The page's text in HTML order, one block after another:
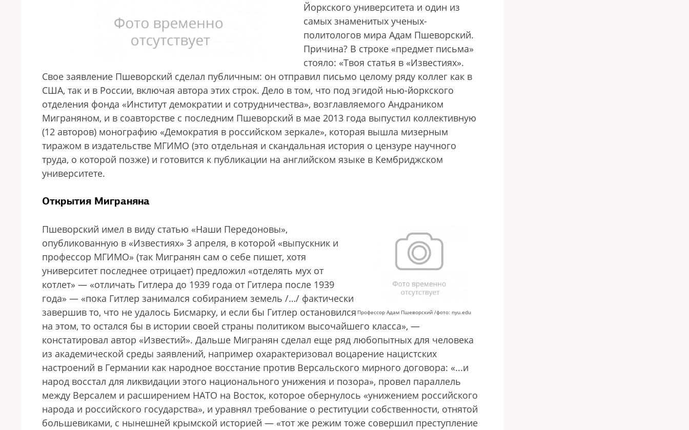
Йоркского университета и один из
самых знаменитых ученых-
политологов мира Адам Пшеворский.
Причина? В строке «предмет письма»
стояло: «Твоя статья в «Известиях».
Свое заявление Пшеворский сделал публичным: он отправил письмо целому ряду коллег как в
США, так и в России, включая автора этих строк. Дело в том, что под эгидой нью-йоркского
отделения фонда «Институт демократии и сотрудничества», возглавляемого Андраником
Миграняном, и в соавторстве с последним Пшеворский в мае 2013 года выпустил коллективную
(12 авторов) монографию «Демократия в российском зеркале», которая вышла мизерным
тиражом в издательстве МГИМО (это отдельная и скандальная история о цензуре научного
труда, о которой позже) и готовится к публикации на английском языке в Кембриджском
университете.
Открытия Миграняна
Профессор Адам Пшеворский /фото: nyu.edu
Пшеворский имел в виду статью «Наши Передоновы»,
опубликованную в «Известиях» 3 апреля, в которой «выпускник и
профессор МГИМО» (так Мигранян сам о себе пишет, хотя
университет последнее отрицает) предложил «отделять мух от
котлет» — «отличать Гитлера до 1939 года от Гитлера после 1939
года» — «пока Гитлер занимался собиранием земель /…/ фактически
завершив то, что не удалось Бисмарку, и если бы Гитлер остановился
на этом, то остался бы в истории своей страны политиком высочайшего класса», —
констатировал автор «Известий». Дальше Мигранян сделал еще ряд любопытных для человека
из академической среды заявлений, например охарактеризовал воцарение нацистских
настроений в Германии как народное восстание против Версальского мирного договора: «...и
народ восстал для ликвидации этого национального унижения и позора», провел параллель
между Версалем и расширением НАТО на Восток, которое обернулось «унижением российского
народа и российского государства», и уравнял требование о реституции собственности, отнятой
большевиками, с нынешней крымской историей — «тот же режим тоже совершил преступление